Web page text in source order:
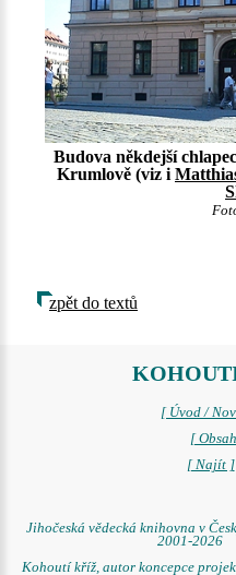
Budova někdejší
Krumlově (viz i
zpět do textů
[ Úvod /
[
[ Najít ]
Jihočeská vědecká knihovna v
2001-2026
Kohoutí kříž, autor koncepce